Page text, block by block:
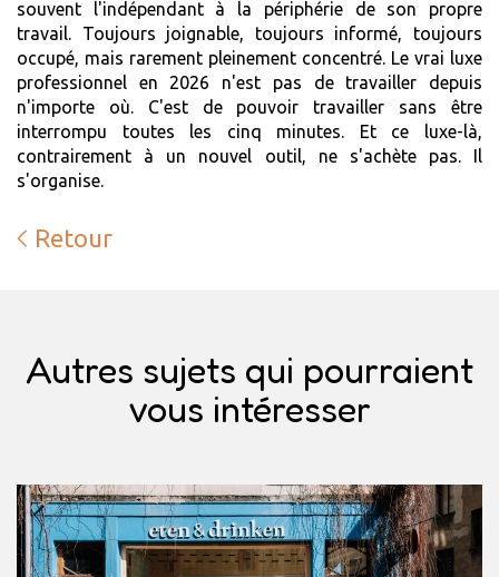
souvent l'indépendant à la périphérie de son propre
travail. Toujours joignable, toujours informé, toujours
occupé, mais rarement pleinement concentré. Le vrai luxe
professionnel en 2026 n'est pas de travailler depuis
n'importe où. C'est de pouvoir travailler sans être
interrompu toutes les cinq minutes. Et ce luxe-là,
contrairement à un nouvel outil, ne s'achète pas. Il
s'organise.
Retour
Autres sujets qui pourraient
vous intéresser